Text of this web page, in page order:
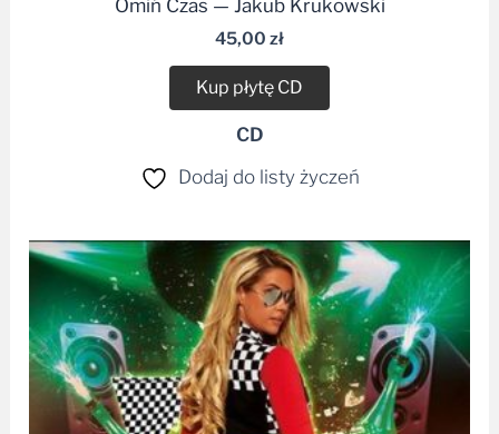
Omiń Czas — Jakub Krukowski
45,00 zł
Kup płytę CD
CD
Dodaj do listy życzeń